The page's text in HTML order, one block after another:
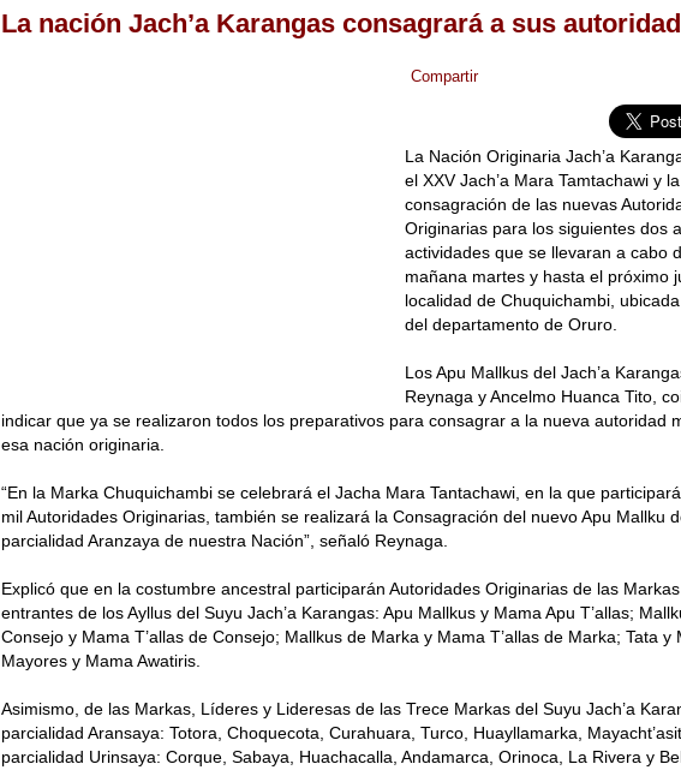
La nación Jach’a Karangas consagrará a sus
Compartir
La Nación Originaria Jach’a
el XXV Jach’a Mara Tamtachawi y la
consagración de las nuevas
Originarias para los siguientes dos
actividades que se llevaran a cabo
mañana martes y hasta el próximo
localidad de Chuquichambi,
del departamento de Oruro.
Los Apu Mallkus del Jach’a
Reynaga y Ancelmo Huanca Tito,
indicar que ya se realizaron todos los preparativos para consagrar a la nueva autoridad
esa nación originaria.
“En la Marka Chuquichambi se celebrará el Jacha Mara Tantachawi, en la que
mil Autoridades Originarias, también se realizará la Consagración del nuevo Apu Mallku
parcialidad Aranzaya de nuestra Nación”, señaló Reynaga.
Explicó que en la costumbre ancestral participarán Autoridades Originarias de las
entrantes de los Ayllus del Suyu Jach’a Karangas: Apu Mallkus y Mama Apu T’allas;
Consejo y Mama T’allas de Consejo; Mallkus de Marka y Mama T’allas de Marka; Tata y
Mayores y Mama Awatiris.
Asimismo, de las Markas, Líderes y Lideresas de las Trece Markas del Suyu Jach’a
parcialidad Aransaya: Totora, Choquecota, Curahuara, Turco, Huayllamarka,
parcialidad Urinsaya: Corque, Sabaya, Huachacalla, Andamarca, Orinoca, La Rivera y